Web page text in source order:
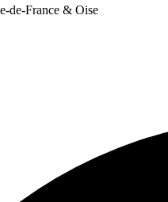
de-France & Oise